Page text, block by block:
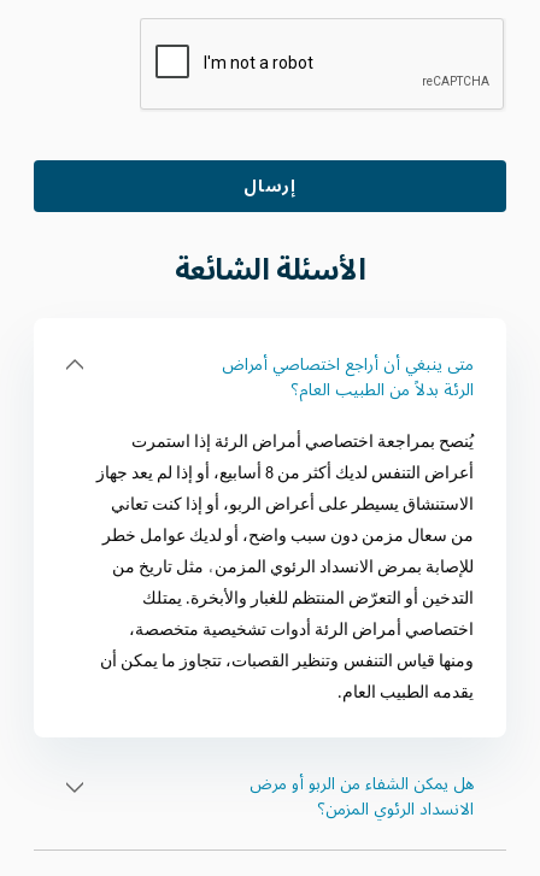
الأسئلةالشائعة
متى ينبغي أن أراجع اختصاصي أمراض
الرئة بدلاً من الطبيب العام؟
يُنصح بمراجعة اختصاصي أمراض الرئة إذا استمرت
أعراض التنفس لديك أكثر من 8 أسابيع، أو إذا لم يعد جهاز
الاستنشاق يسيطر على أعراض الربو، أو إذا كنت تعاني
من سعال مزمن دون سبب واضح، أو لديك عوامل خطر
للإصابة بمرض الانسداد الرئوي المزمن ، مثل تاريخ من
التدخين أو التعرّض المنتظم للغبار والأبخرة. يمتلك
اختصاصي أمراض الرئة أدوات تشخيصية متخصصة،
ومنها قياس التنفس وتنظير القصبات، تتجاوز ما يمكن أن
يقدمه الطبيب العام.
هل يمكن الشفاء من الربو أو مرض
الانسداد الرئوي المزمن؟